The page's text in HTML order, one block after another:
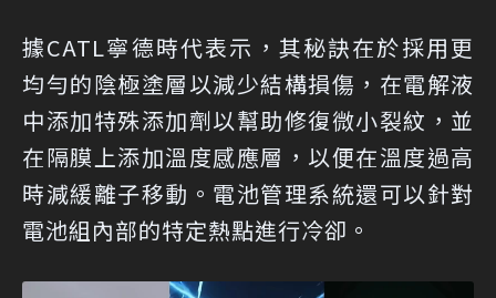
據CATL寧德時代表示，其秘訣在於採用更
均勻的陰極塗層以減少結構損傷，在電解液
中添加特殊添加劑以幫助修復微小裂紋，並
在隔膜上添加溫度感應層，以便在溫度過高
時減緩離子移動。電池管理系統還可以針對
電池組內部的特定熱點進行冷卻。